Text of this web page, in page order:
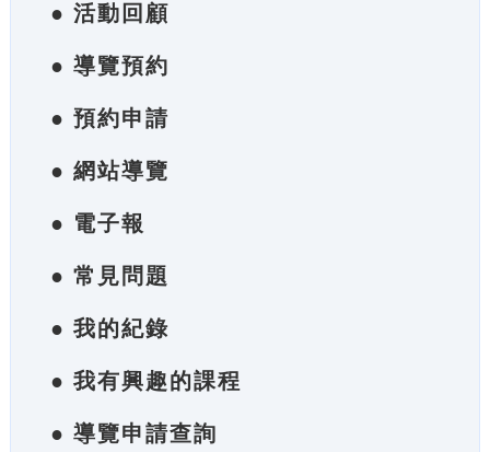
● 活動回顧
● 導覽預約
● 預約申請
● 網站導覽
● 電子報
● 常見問題
● 我的紀錄
● 我有興趣的課程
● 導覽申請查詢